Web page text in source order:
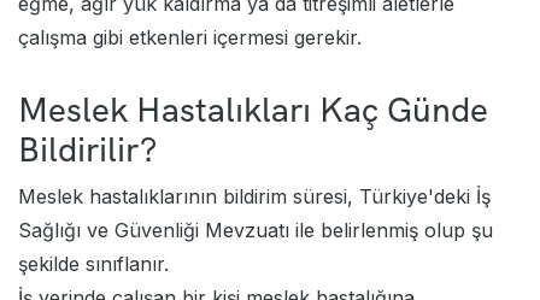
çalışma gibi etkenleri içermesi gerekir.
Meslek Hastalıkları Kaç Günde
Bildirilir?
Meslek hastalıklarının bildirim süresi, Türkiye'deki İş
Sağlığı ve Güvenliği Mevzuatı ile belirlenmiş olup şu
şekilde sınıflanır.